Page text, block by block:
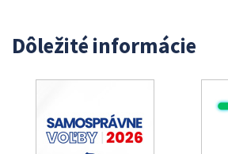
Dôležité informácie